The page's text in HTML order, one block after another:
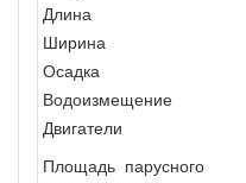
Длина
Ширина
Осадка
Водоизмещение
Двигатели
Площадь парусного